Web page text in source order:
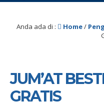
Anda ada di : Home/
JUM’AT
GRATIS